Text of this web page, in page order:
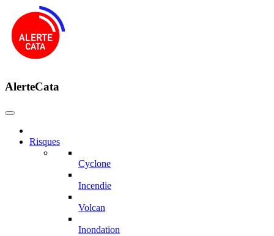
AlerteCata
Risques
Cyclone
Incendie
Volcan
Inondation